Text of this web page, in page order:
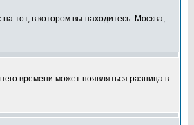
тот, в котором вы находитесь: Москва,
времени может появляться разница в